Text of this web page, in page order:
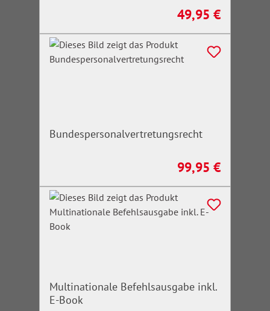
Regulärer Preis:
49,95 €
Bundespersonalvertretungsrecht
Regulärer Preis:
99,95 €
Multinationale Befehlsausgabe inkl.
E-Book